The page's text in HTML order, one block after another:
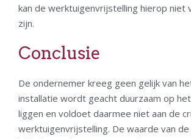
kan de werktuigenvrijstelling hierop niet
zijn.
Conclusie
De ondernemer kreeg geen gelijk van
installatie wordt geacht duurzaam op
liggen en voldoet daarmee niet aan de
werktuigenvrijstelling. De waarde van